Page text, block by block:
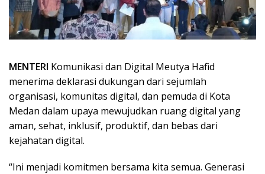
MENTERI Komunikasi dan Digital Meutya Hafid
menerima deklarasi dukungan dari sejumlah
organisasi, komunitas digital, dan pemuda di Kota
Medan dalam upaya mewujudkan ruang digital yang
aman, sehat, inklusif, produktif, dan bebas dari
kejahatan digital.
“Ini menjadi komitmen bersama kita semua. Generasi